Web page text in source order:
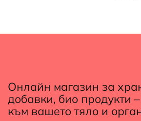
Онлайн магазин за
добавки, био продукти
към вашето тяло и